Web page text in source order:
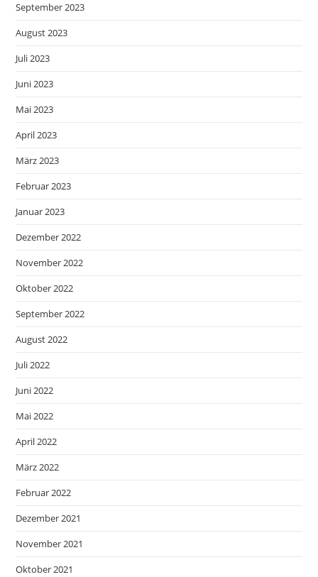
September 2023
August 2023
Juli 2023
Juni 2023
Mai 2023
April 2023
März 2023
Februar 2023
Januar 2023
Dezember 2022
November 2022
Oktober 2022
September 2022
August 2022
Juli 2022
Juni 2022
Mai 2022
April 2022
März 2022
Februar 2022
Dezember 2021
November 2021
Oktober 2021